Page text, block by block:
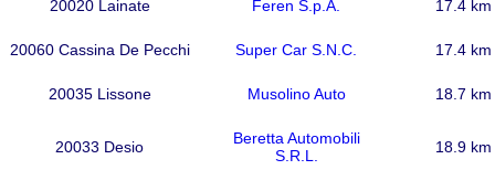
20020 Lainate Feren S.p.A. 17.4 km
20060 Cassina De Pecchi Super Car S.N.C. 17.4 km
20035 Lissone Musolino Auto 18.7 km
20033 Desio
Beretta Automobili
S.R.L.
18.9 km